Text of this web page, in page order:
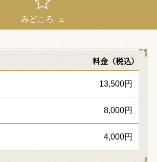
みどころ
料金（税込）
13,500円
8,000円
4,000円